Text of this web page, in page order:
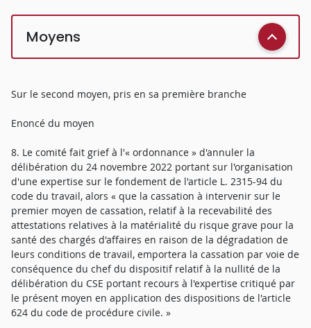
Moyens
Sur le second moyen, pris en sa première branche
Enoncé du moyen
8. Le comité fait grief à l'« ordonnance » d'annuler la
délibération du 24 novembre 2022 portant sur l'organisation
d'une expertise sur le fondement de l'article L. 2315-94 du
code du travail, alors « que la cassation à intervenir sur le
premier moyen de cassation, relatif à la recevabilité des
attestations relatives à la matérialité du risque grave pour la
santé des chargés d'affaires en raison de la dégradation de
leurs conditions de travail, emportera la cassation par voie de
conséquence du chef du dispositif relatif à la nullité de la
délibération du CSE portant recours à l'expertise critiqué par
le présent moyen en application des dispositions de l'article
624 du code de procédure civile. »